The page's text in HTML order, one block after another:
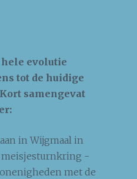
hele evolutie
tot de huidige
samengevat
in Wijgmaal in
meisjesturnkring -
met de